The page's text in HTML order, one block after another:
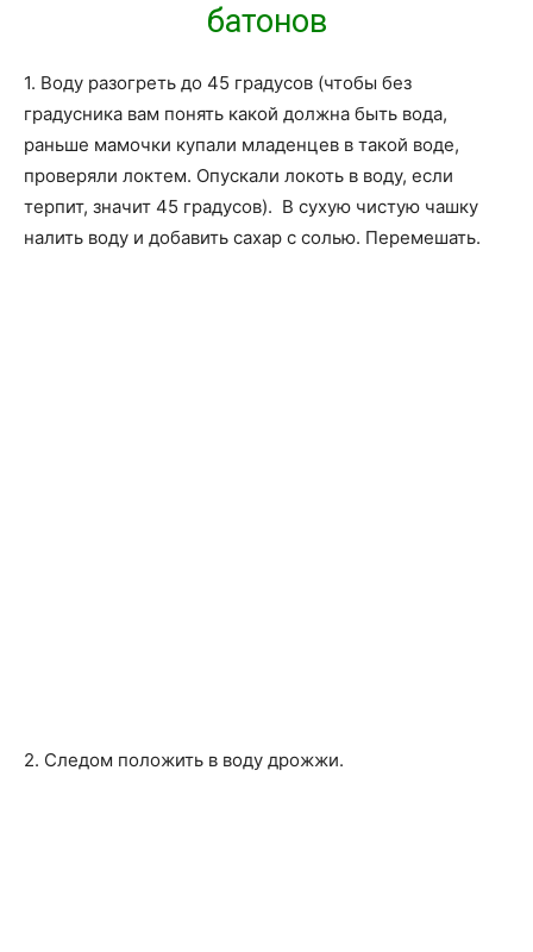
батонов
1. Воду разогреть до 45 градусов (чтобы без
градусника вам понять какой должна быть вода,
раньше мамочки купали младенцев в такой воде,
проверяли локтем. Опускали локоть в воду, если
терпит, значит 45 градусов). В сухую чистую чашку
налить воду и добавить сахар с солью. Перемешать.
2. Следом положить в воду дрожжи.